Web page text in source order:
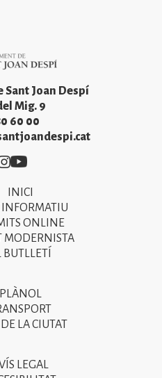
Joan Despí
Mig. 9
60 00
Imatge
INICI
INFORMATIU
ONLINE
MODERNISTA
BUTLLETÍ
PLÀNOL
LA CIUTAT
LEGAL